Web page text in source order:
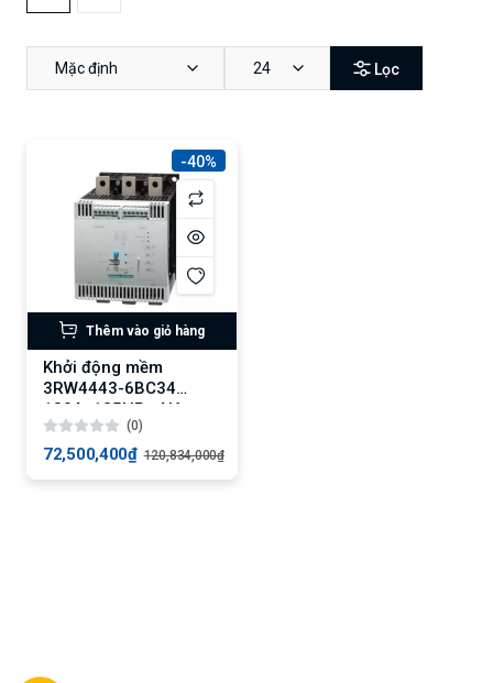
Mặc định 24 Lọc
-40%
Thêm vào giỏ hàng
Khởi động mềm
3RW4443-6BC34
180A, 125HP - Nâng
cấp 3RW5543-6HA14
(0)
72,500,400₫ 120,834,000₫